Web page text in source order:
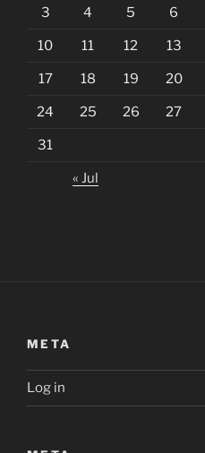
3 4 5 6
10 11 12 13
17 18 19 20
24 25 26 27
31
« Jul
META
Log in